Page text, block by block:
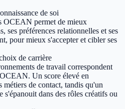
de soi
OCEAN permet de mieux
ses préférences relationnelles et ses
pour mieux s'accepter et cibler ses
de carrière
de travail correspondent
Un score élevé en
de contact, tandis qu'un
s'épanouit dans des rôles créatifs ou